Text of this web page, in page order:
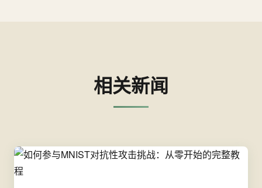
相关新闻